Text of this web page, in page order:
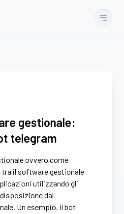
gestionale:
telegram
ovvero come
tra il software gestionale
utilizzando gli
dal
Un esempio, il bot